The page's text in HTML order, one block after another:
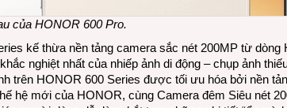
của HONOR 600 Pro.
kế thừa nền tảng camera sắc nét 200MP từ dòng
nghiệt nhất của nhiếp ảnh di động – chụp ảnh
trên HONOR 600 Series được tối ưu hóa bởi nền
hệ mới của HONOR, cùng Camera đêm Siêu nét